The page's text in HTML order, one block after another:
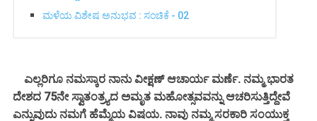
ಮಳೆಯ ವಿಶೇಷ ಅನುಭವ : ಸಂಚಿಕೆ - 02
ಎಲ್ಲರಿಗೂ ನಮಸ್ಕಾರ ನಾನು ವೀಕ್ಷಣ್ ಆಚಾರ್ಯ ಮರ್ಣೆ. ನಮ್ಮ ಭಾರತ
ದೇಶದ 75ನೇ ಸ್ವಾತಂತ್ರ್ಯದ ಅಮೃತ ಮಹೋತ್ಸವವನ್ನು ಆಚರಿಸುತ್ತಿದ್ದೇವೆ
ಎನ್ನುವುದು ನಮಗೆ ಹೆಮ್ಮೆಯ ವಿಷಯ. ನಾವು ನಮ್ಮ ಸರಕಾರಿ ಸಂಯುಕ್ತ